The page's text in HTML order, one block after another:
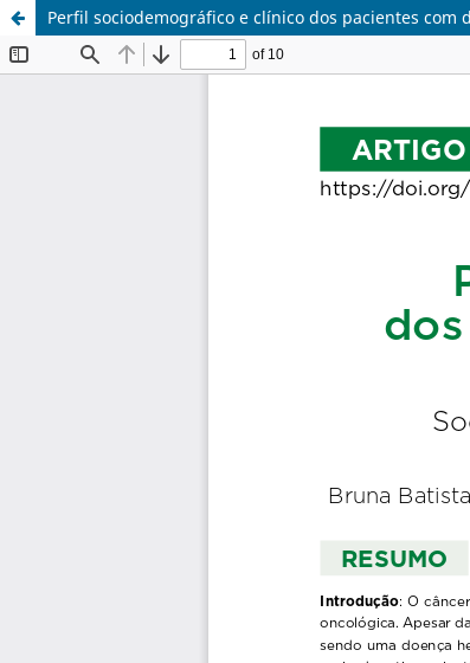
Perfil sociodemográfico e clínico dos pacientes